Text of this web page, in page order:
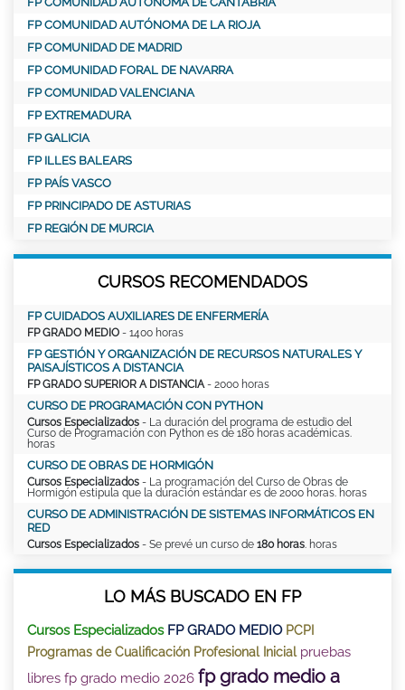
FP COMUNIDAD AUTÓNOMA DE LA RIOJA
FP COMUNIDAD DE MADRID
FP COMUNIDAD FORAL DE NAVARRA
FP COMUNIDAD VALENCIANA
FP EXTREMADURA
FP GALICIA
FP ILLES BALEARS
FP PAÍS VASCO
FP PRINCIPADO DE ASTURIAS
FP REGIÓN DE MURCIA
CURSOS RECOMENDADOS
FP CUIDADOS AUXILIARES DE ENFERMERÍA
FP GRADO MEDIO - 1400 horas
FP GESTIÓN Y ORGANIZACIÓN DE RECURSOS NATURALES Y
PAISAJÍSTICOS A DISTANCIA
FP GRADO SUPERIOR A DISTANCIA - 2000 horas
CURSO DE PROGRAMACIÓN CON PYTHON
Cursos Especializados - La duración del programa de estudio del
Curso de Programación con Python es de 180 horas académicas.
horas
CURSO DE OBRAS DE HORMIGÓN
Cursos Especializados - La programación del Curso de Obras de
Hormigón estipula que la duración estándar es de 2000 horas. horas
CURSO DE ADMINISTRACIÓN DE SISTEMAS INFORMÁTICOS EN
RED
Cursos Especializados - Se prevé un curso de 180 horas . horas
LO MÁS BUSCADO EN FP
Cursos Especializados FP GRADO MEDIO PCPI
Programas de Cualificación Profesional Inicial pruebas
libres fp grado medio 2026 fp grado medio a